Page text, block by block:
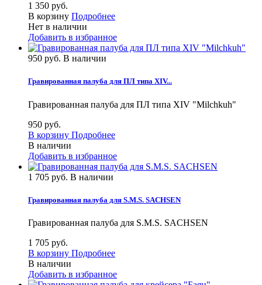
1 350 руб.
В корзину Подробнее
Нет в наличии
Добавить в избранное
950 руб. В наличии
Гравированная палуба для ПЛ типа XIV...
Гравированная палуба для ПЛ типа XIV "Milchkuh"
950 руб.
В корзину Подробнее
В наличии
Добавить в избранное
1 705 руб. В наличии
Гравированная палуба для S.M.S. SACHSEN
Гравированная палуба для S.M.S. SACHSEN
1 705 руб.
В корзину Подробнее
В наличии
Добавить в избранное